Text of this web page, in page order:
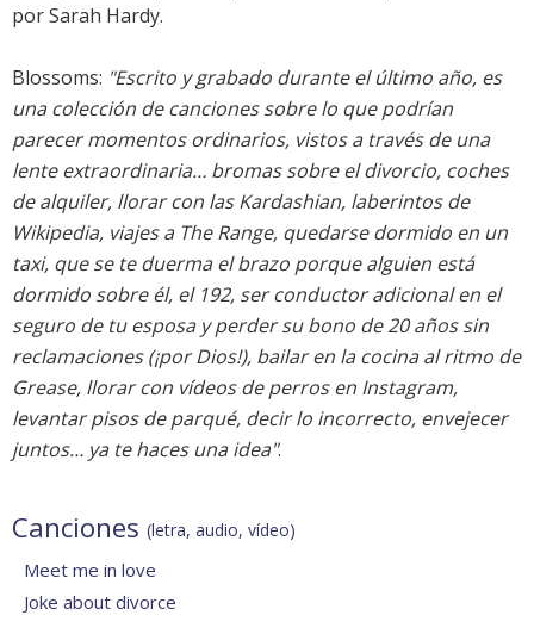
por Sarah Hardy.
Blossoms: "Escrito y grabado durante el último año, es
una colección de canciones sobre lo que podrían
parecer momentos ordinarios, vistos a través de una
lente extraordinaria… bromas sobre el divorcio, coches
de alquiler, llorar con las Kardashian, laberintos de
Wikipedia, viajes a The Range, quedarse dormido en un
taxi, que se te duerma el brazo porque alguien está
dormido sobre él, el 192, ser conductor adicional en el
seguro de tu esposa y perder su bono de 20 años sin
reclamaciones (¡por Dios!), bailar en la cocina al ritmo de
Grease, llorar con vídeos de perros en Instagram,
levantar pisos de parqué, decir lo incorrecto, envejecer
juntos… ya te haces una idea".
Canciones (letra, audio, vídeo)
Meet me in love
Joke about divorce